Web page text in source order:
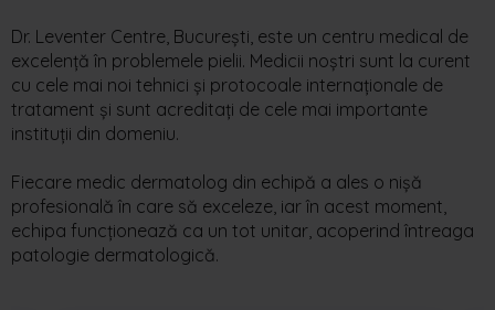
Dr. Leventer Centre București este un centru medical de
excelență în problemele pielii. Medicii noștri sunt la curent
cu cele mai noi tehnici și protocoale internaționale de
tratament și sunt acreditați de cele mai importante
instituții din domeniu.
Fiecare medic dermatolog din echipă a ales o nișă
profesională în care să exceleze, iar în acest moment,
echipa funcționează ca un tot unitar, acoperind întreaga
patologie dermatologică.